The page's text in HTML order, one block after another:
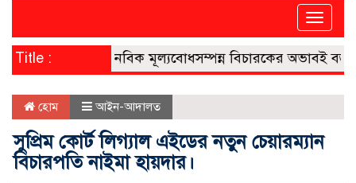
Toggle
Title : মানবিক মূল্যবোধসম্পন্ন বিচারকের অভাবই বড়
হোম আইন-আদালত
সুপ্রিম কোর্ট লিগ্যাল এইডের নতুন চেয়ারম্যান
বিচারপতি নাইমা হায়দার।